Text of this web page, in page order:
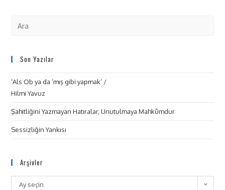
Son Yazılar
‘Als Ob ya da ‘mış gibi yapmak’ /
Hilmi Yavuz
Şahitliğini Yazmayan Hatıralar, Unutulmaya Mahkûmdur
Sessizliğin Yankısı
Arşivler
Ay seçin